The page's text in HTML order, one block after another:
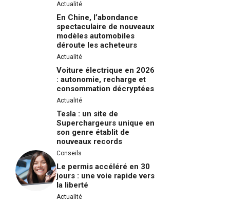
Actualité
En Chine, l’abondance
spectaculaire de nouveaux
modèles automobiles
déroute les acheteurs
Actualité
Voiture électrique en 2026
: autonomie, recharge et
consommation décryptées
Actualité
Tesla : un site de
Superchargeurs unique en
son genre établit de
nouveaux records
Conseils
Le permis accéléré en 30
jours : une voie rapide vers
la liberté
Actualité